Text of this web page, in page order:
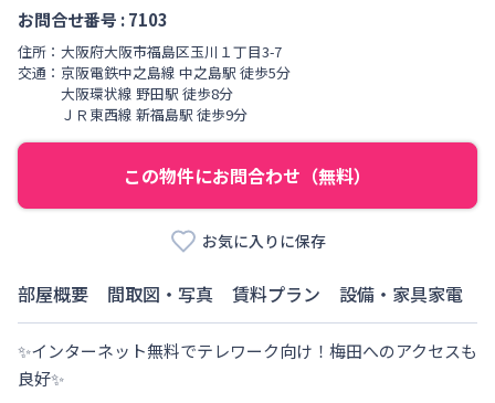
お問合せ番号 :7103
住所： 大阪府大阪市福島区玉川 １丁目3-7
交通： 京阪電鉄中之島線 中之島駅 徒歩5分
大阪環状線 野田駅 徒歩8分
ＪＲ東西線 新福島駅 徒歩9分
この物件にお問合わせ（無料）
お気に入りに保存
部屋概要 間取図・写真 賃料プラン 設備・家具家電
✨インターネット無料でテレワーク向け！梅田へのアクセスも
良好✨